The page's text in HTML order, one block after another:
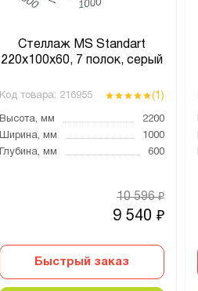
Стеллаж MS Standart
220х100х60, 7 полок, серый
Код товара: 216955 (1)
Высота, мм
2200
Ширина, мм
1000
Глубина, мм
600
9 540 ₽
10 596₽
Быстрый заказ